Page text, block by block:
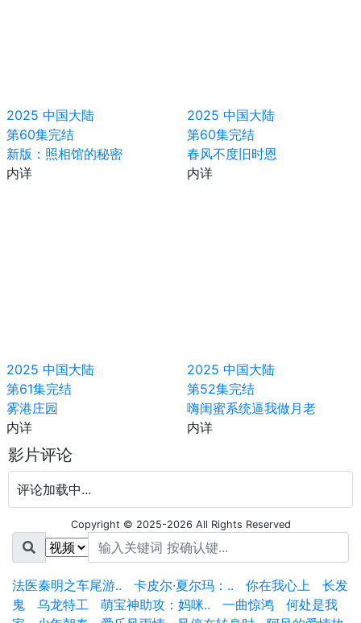
2025 中国大陆
第60集完结
新版：照相馆的秘密
内详
2025 中国大陆
第60集完结
春风不度旧时恩
内详
2025 中国大陆
第61集完结
雾港庄园
内详
2025 中国大陆
第52集完结
嗨闺蜜系统逼我做月老
内详
影片评论
评论加载中...
Copyright © 2025-2026 All Rights Reserved
法医秦明之车尾游.. 卡皮尔·夏尔玛：.. 你在我心上
长发
鬼
乌龙特工 萌宝神助攻：妈咪.. 一曲惊鸿
何处是我